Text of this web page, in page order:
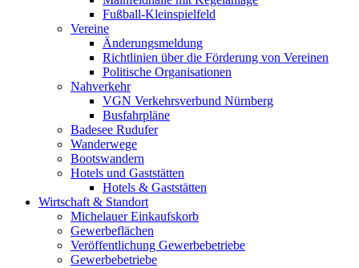
Fußball-Kleinspielfeld
Vereine
Änderungsmeldung
Richtlinien über die Förderung von Vereinen
Politische Organisationen
Nahverkehr
VGN Verkehrsverbund Nürnberg
Busfahrpläne
Badesee Rudufer
Wanderwege
Bootswandern
Hotels und Gaststätten
Hotels & Gaststätten
Wirtschaft & Standort
Michelauer Einkaufskorb
Gewerbeflächen
Veröffentlichung Gewerbebetriebe
Gewerbebetriebe